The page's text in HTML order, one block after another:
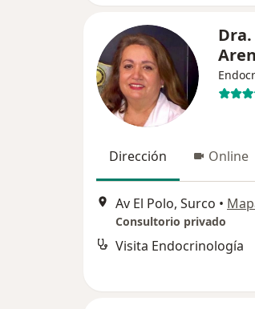
Dirección Online
Av El Polo, Surco •
Consultorio privado
Visita Endocrinología